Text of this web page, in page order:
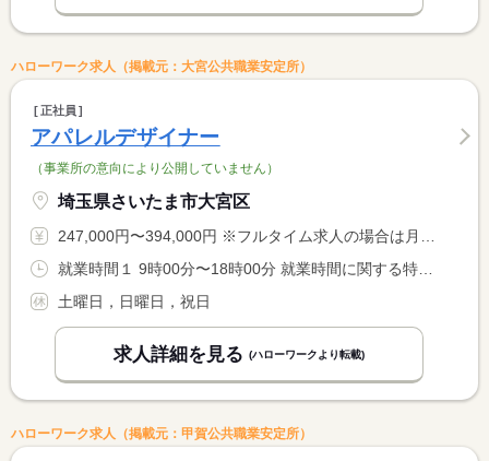
ハローワーク求人（掲載元：大宮公共職業安定所）
正社員
アパレルデザイナー
（事業所の意向により公開していません）
埼玉県さいたま市大宮区
247,000円〜394,000円 ※フルタイム求人の場合は月額（換算額）、パート求人の場合は時間額を表示しています。
土曜日，日曜日，祝日
求人詳細を見る (ハローワークより転載)
ハローワーク求人（掲載元：甲賀公共職業安定所）